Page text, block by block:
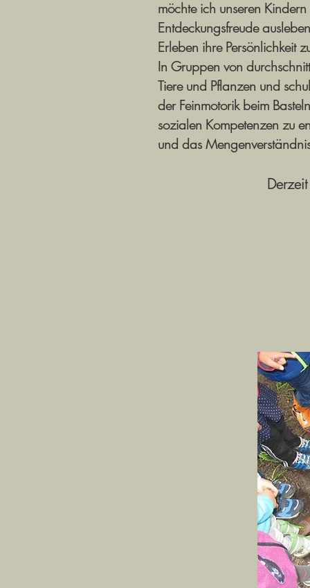
möchte ich unseren
Entdeckungsfreude
Erleben ihre Persönlichkeit
In Gruppen von
Tiere und Pflanzen und
der Feinmotorik beim
sozialen Kompetenzen zu
und das